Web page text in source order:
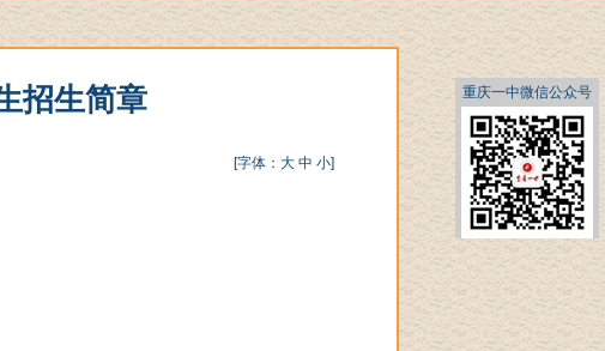
招生简章
[字体： 大 中 小]
重庆一中微信公众号